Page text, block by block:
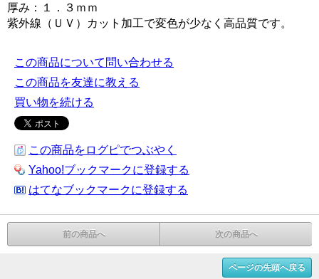
厚み：１．３ｍｍ
紫外線（ＵＶ）カット加工で変色が少なく高品質です。
この商品について問い合わせる
この商品を友達に教える
買い物を続ける
この商品をログピでつぶやく
Yahoo!ブックマークに登録する
はてなブックマークに登録する
前の商品へ 次の商品へ
ページの先頭へ戻る